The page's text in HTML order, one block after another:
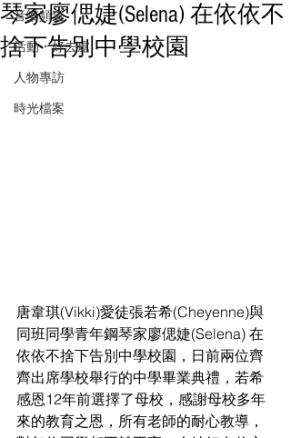
音樂頻道
活動・好去處
人物專訪
時光檔案
琴家廖偲婕(Selena) 在依依不
捨下告別中學校園
唐韋琪(Vikki)愛徒張若希(Cheyenne)與
同班同學青年鋼琴家廖偲婕(Selena) 在
依依不捨下告別中學校園，日前兩位齊
齊出席學校舉行的中學畢業典禮，若希
感恩12年前選擇了母校，感謝母校多年
來的教育之恩，所有老師的耐心教導，